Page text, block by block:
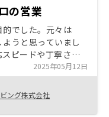
の営業
でした。元々は
うと思っていまし
ピードや丁寧さに
。物件自体も良いと
応の素晴らしさを
ったです。
2025年05月12日
ング株式会社